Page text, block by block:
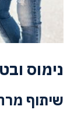
נימוס
שיתוף